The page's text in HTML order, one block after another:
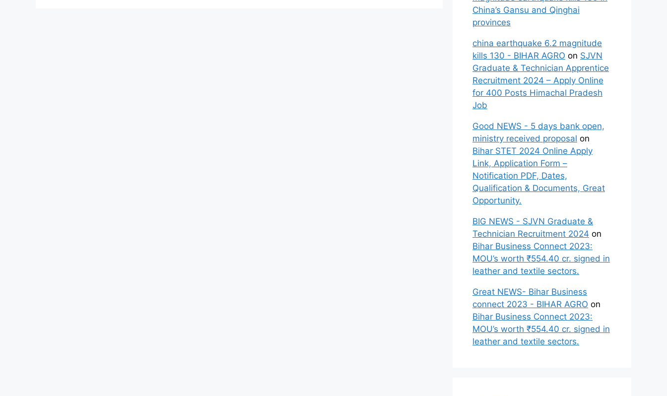
China’s Gansu and Qinghai
provinces
china earthquake 6.2 magnitude
kills 130 - BIHAR AGRO on SJVN
Graduate & Technician Apprentice
Recruitment 2024 – Apply Online
for 400 Posts Himachal Pradesh
Job
Good NEWS - 5 days bank open,
ministry received proposal on
Bihar STET 2024 Online Apply
Link, Application Form –
Notification PDF, Dates,
Qualification & Documents, Great
Opportunity.
BIG NEWS - SJVN Graduate &
Technician Recruitment 2024 on
Bihar Business Connect 2023:
MOU’s worth ₹554.40 cr. signed in
leather and textile sectors.
Great NEWS- Bihar Business
connect 2023 - BIHAR AGRO on
Bihar Business Connect 2023:
MOU’s worth ₹554.40 cr. signed in
leather and textile sectors.